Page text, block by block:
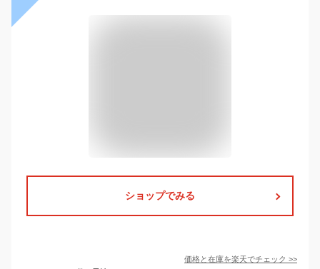
ショップでみる
価格と在庫を楽天でチェック >>